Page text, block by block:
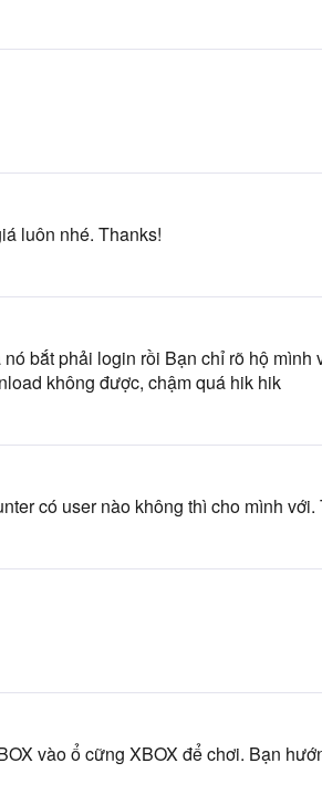
luôn nhé. Thanks!
bắt phải login rồi Bạn chỉ rõ hộ mình
không được, chậm quá hik hik
có user nào không thì cho mình với.
vào ổ cững XBOX để chơi. Bạn